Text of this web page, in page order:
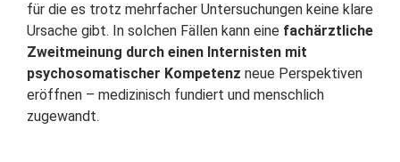
für die es trotz mehrfacher Untersuchungen keine klare
Ursache gibt. In solchen Fällen kann eine fachärztliche
Zweitmeinung durch einen Internisten mit
psychosomatischer Kompetenz neue Perspektiven
eröffnen – medizinisch fundiert und menschlich
zugewandt.